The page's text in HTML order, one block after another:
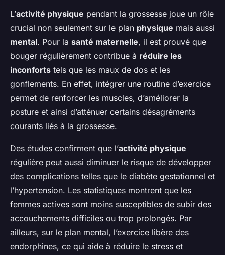
L’activité physique pendant la grossesse joue un rôle
crucial non seulement sur le plan physique mais aussi
mental. Pour la santé maternelle, il est prouvé que
bouger régulièrement contribue à réduire les
inconforts tels que les maux de dos et les
gonflements. En effet, intégrer une routine d’exercice
permet de renforcer les muscles, d’améliorer la
posture et ainsi d’atténuer certains désagréments
courants liés à la grossesse.
Des études confirment que l’activité physique
régulière peut aussi diminuer le risque de développer
des complications telles que le diabète gestationnel et
l’hypertension. Les statistiques montrent que les
femmes actives sont moins susceptibles de subir des
accouchements difficiles ou trop prolongés. Par
ailleurs, sur le plan mental, l’exercice libère des
endorphines, ce qui aide à réduire le stress et